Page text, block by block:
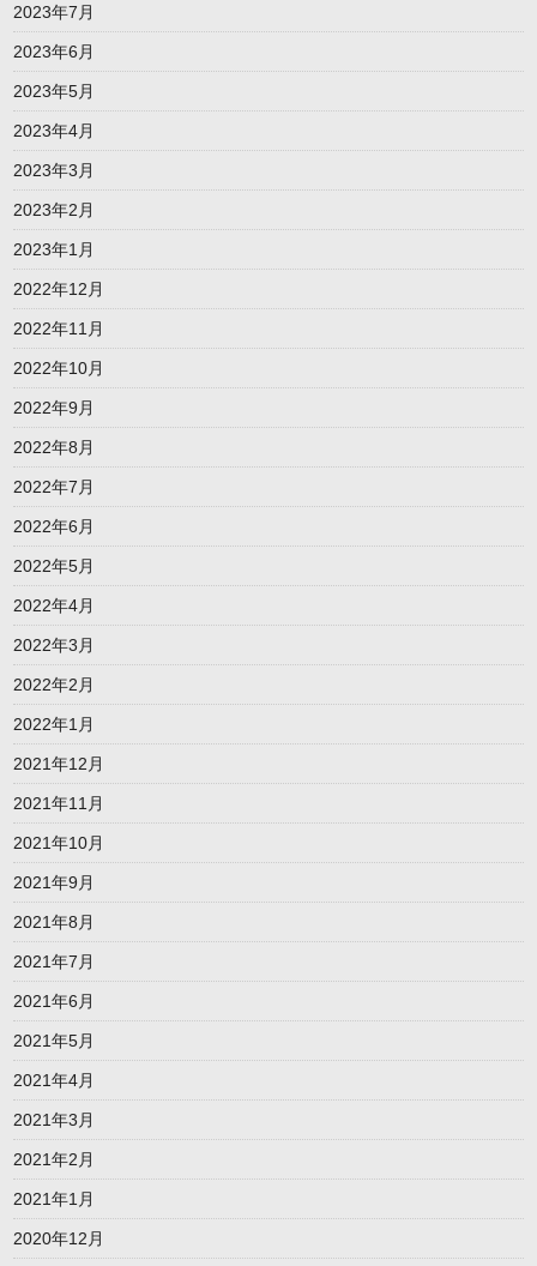
2023年7月
2023年6月
2023年5月
2023年4月
2023年3月
2023年2月
2023年1月
2022年12月
2022年11月
2022年10月
2022年9月
2022年8月
2022年7月
2022年6月
2022年5月
2022年4月
2022年3月
2022年2月
2022年1月
2021年12月
2021年11月
2021年10月
2021年9月
2021年8月
2021年7月
2021年6月
2021年5月
2021年4月
2021年3月
2021年2月
2021年1月
2020年12月